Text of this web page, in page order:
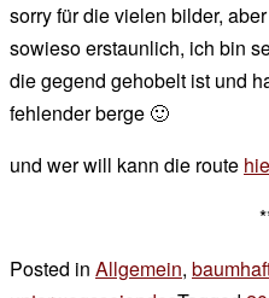
sorry für die vielen bilder,
sowieso erstaunlich, ich bin
die gegend gehobelt ist und
fehlender berge 🙂
und wer will kann die route
Posted in Allgemein,